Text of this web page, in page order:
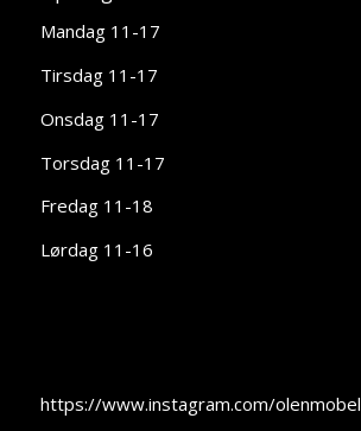
Mandag 11-17
Tirsdag 11-17
Onsdag 11-17
Torsdag 11-17
Fredag 11-18
Lørdag 11-16
https://www.instagram.com/olenmobel